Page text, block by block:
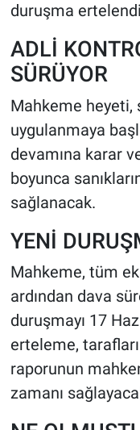
duruşma
ADLİ
SÜRÜYOR
Mahkeme heyeti,
uygulanmaya
devamına karar
boyunca
sağlanacak.
YENİ
Mahkeme, tüm
ardından dava
duruşmayı 17
erteleme,
raporunun
zamanı